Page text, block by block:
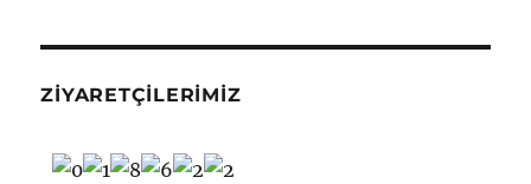
için
ZIYARETÇILERIMIZ